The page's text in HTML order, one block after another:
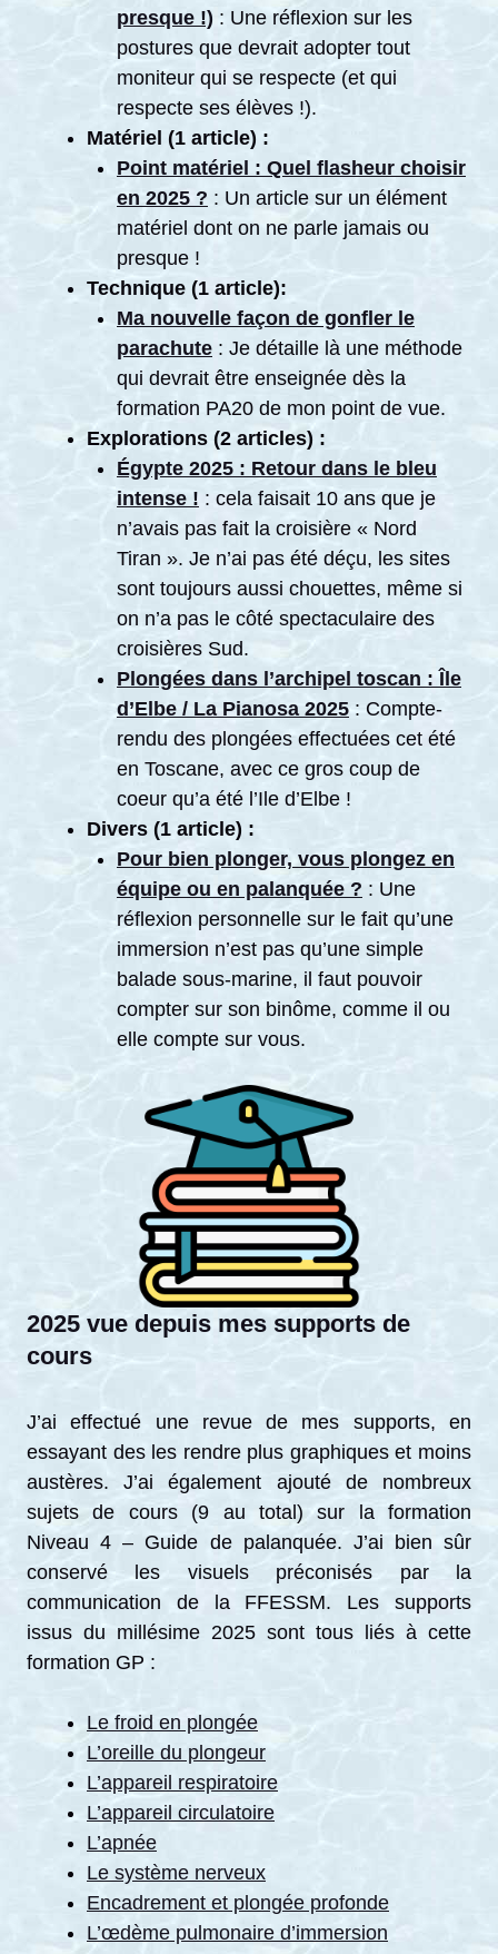
presque !) : Une réflexion sur les
postures que devrait adopter tout
moniteur qui se respecte (et qui
respecte ses élèves !).
Matériel (1 article) :
Point matériel : Quel flasheur choisir
en 2025 ? : Un article sur un élément
matériel dont on ne parle jamais ou
presque !
Technique (1 article):
Ma nouvelle façon de gonfler le
parachute : Je détaille là une méthode
qui devrait être enseignée dès la
formation PA20 de mon point de vue.
Explorations (2 articles) :
Égypte 2025 : Retour dans le bleu
intense ! : cela faisait 10 ans que je
n’avais pas fait la croisière « Nord
Tiran ». Je n’ai pas été déçu, les sites
sont toujours aussi chouettes, même si
on n’a pas le côté spectaculaire des
croisières Sud.
Plongées dans l’archipel toscan : Île
d’Elbe / La Pianosa 2025: Compte-
rendu des plongées effectuées cet été
en Toscane, avec ce gros coup de
coeur qu’a été l’Ile d’Elbe !
Divers (1 article) :
Pour bien plonger, vous plongez en
équipe ou en palanquée ? : Une
réflexion personnelle sur le fait qu’une
immersion n’est pas qu’une simple
balade sous-marine, il faut pouvoir
compter sur son binôme, comme il ou
elle compte sur vous.
2025 vue depuis mes supports de
cours
J’ai effectué une revue de mes supports, en
essayant des les rendre plus graphiques et moins
austères. J’ai également ajouté de nombreux
sujets de cours (9 au total) sur la formation
Niveau 4 – Guide de palanquée. J’ai bien sûr
conservé les visuels préconisés par la
communication de la FFESSM. Les supports
issus du millésime 2025 sont tous liés à cette
formation GP :
Le froid en plongée
L’oreille du plongeur
L’appareil respiratoire
L’appareil circulatoire
L’apnée
Le système nerveux
Encadrement et plongée profonde
L’œdème pulmonaire d’immersion